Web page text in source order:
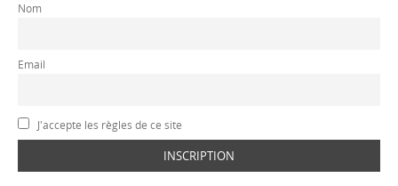
Nom
Email
J'accepte les règles de ce site